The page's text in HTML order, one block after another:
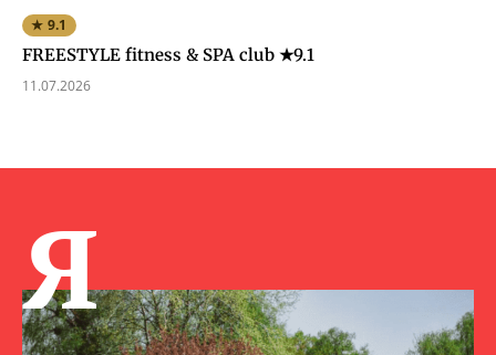
★ 9.1
FREESTYLE fitness & SPA club ★9.1
11.07.2026
Я